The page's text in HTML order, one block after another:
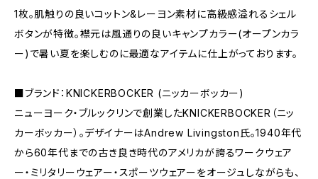
1枚。肌触りの良いコットン&レーヨン素材に高級感溢れるシェル
ボタンが特徴。襟元は風通りの良いキャンプカラー(オープンカラ
ー)で暑い夏を楽しむのに最適なアイテムに仕上がっております。
■ブランド：KNICKERBOCKER (ニッカーボッカー)
ニューヨーク・ブルックリンで創業したKNICKERBOCKER（ニッ
カーボッカー）。デザイナーはAndrew Livingston氏。1940年代
から60年代までの古き良き時代のアメリカが誇るワークウェア
ー・ミリタリーウェアー・スポーツウェアーをオージュしながらも、